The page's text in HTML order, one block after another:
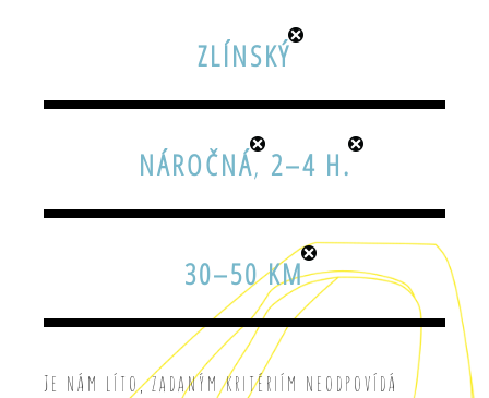
ZLÍNSKÝ
NÁROČNÁ, 2–4 H.
30–50 KM
Je nám líto, zadaným kritériím neodpovídá